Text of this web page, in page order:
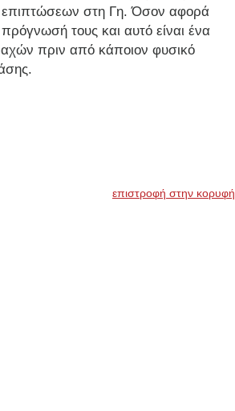
επιπτώσεων στη Γη. Όσον αφορά
τους και αυτό είναι ένα
πριν από κάποιον φυσικό
επιστροφή στην κορυφή